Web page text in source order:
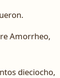
Amorrheo,
dieciocho,